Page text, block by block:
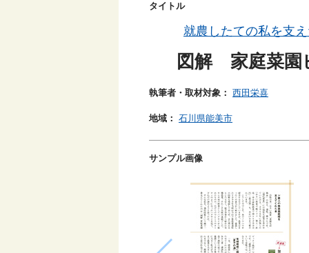
タイトル
就農したての私を支
図解 家庭菜園
執筆者・取材対象： 西田栄喜
地域： 石川県能美市
サンプル画像